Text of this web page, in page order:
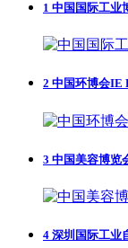
1 中国国际工业
2 中国环博会IE
3 中国美容博览
4 深圳国际工业